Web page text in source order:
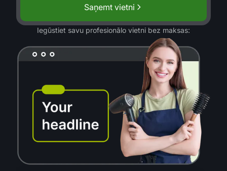
Saņemt vietni
Iegūstiet savu profesionālo vietni bez maksas: